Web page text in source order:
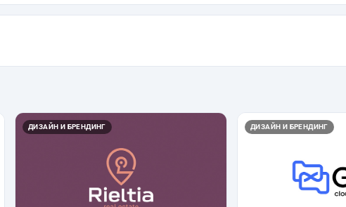
ДИЗАЙН И БРЕНДИНГ ДИЗАЙН И БРЕНДИНГ